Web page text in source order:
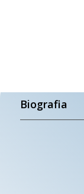
Biografia